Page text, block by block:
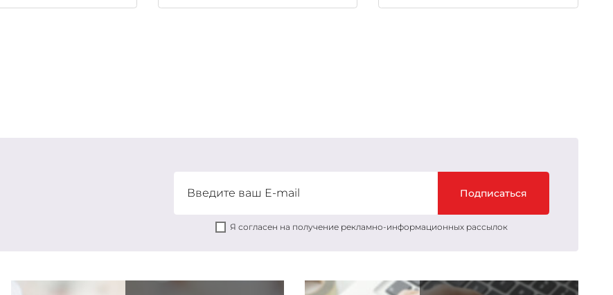
Подписаться
Я согласен на получение рекламно-информационных рассылок